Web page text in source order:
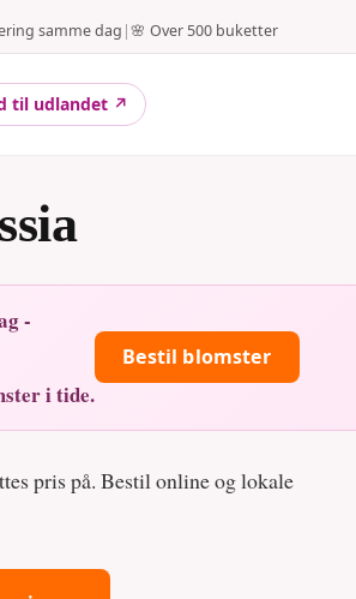
samme dag |🌸 Over 500 buketter
til udlandet ↗
-
i tide.
Bestil blomster
pris på. Bestil online og lokale